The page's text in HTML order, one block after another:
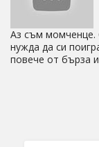
Аз съм момченце.
нужда да си
повече от бърза